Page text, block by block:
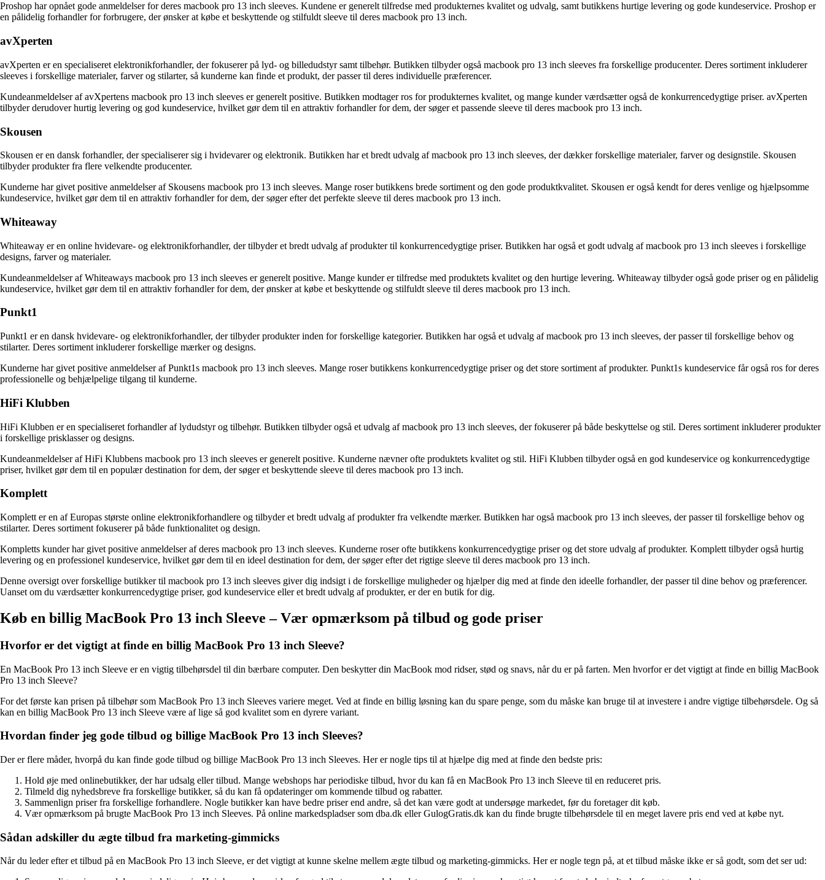
Proshop har opnået gode anmeldelser for deres macbook pro 13 inch sleeves. Kundene er generelt tilfredse med produkternes kvalitet og udvalg, samt butikkens hurtige levering og gode kundeservice. Proshop er
en pålidelig forhandler for forbrugere, der ønsker at købe et beskyttende og stilfuldt sleeve til deres macbook pro 13 inch.
avXperten
avXperten er en specialiseret elektronikforhandler, der fokuserer på lyd- og billedudstyr samt tilbehør. Butikken tilbyder også macbook pro 13 inch sleeves fra forskellige producenter. Deres sortiment inkluderer
sleeves i forskellige materialer, farver og stilarter, så kunderne kan finde et produkt, der passer til deres individuelle præferencer.
Kundeanmeldelser af avXpertens macbook pro 13 inch sleeves er generelt positive. Butikken modtager ros for produkternes kvalitet, og mange kunder værdsætter også de konkurrencedygtige priser. avXperten
tilbyder derudover hurtig levering og god kundeservice, hvilket gør dem til en attraktiv forhandler for dem, der søger et passende sleeve til deres macbook pro 13 inch.
Skousen
Skousen er en dansk forhandler, der specialiserer sig i hvidevarer og elektronik. Butikken har et bredt udvalg af macbook pro 13 inch sleeves, der dækker forskellige materialer, farver og designstile. Skousen
tilbyder produkter fra flere velkendte producenter.
Kunderne har givet positive anmeldelser af Skousens macbook pro 13 inch sleeves. Mange roser butikkens brede sortiment og den gode produktkvalitet. Skousen er også kendt for deres venlige og hjælpsomme
kundeservice, hvilket gør dem til en attraktiv forhandler for dem, der søger efter det perfekte sleeve til deres macbook pro 13 inch.
Whiteaway
Whiteaway er en online hvidevare- og elektronikforhandler, der tilbyder et bredt udvalg af produkter til konkurrencedygtige priser. Butikken har også et godt udvalg af macbook pro 13 inch sleeves i forskellige
designs, farver og materialer.
Kundeanmeldelser af Whiteaways macbook pro 13 inch sleeves er generelt positive. Mange kunder er tilfredse med produktets kvalitet og den hurtige levering. Whiteaway tilbyder også gode priser og en pålidelig
kundeservice, hvilket gør dem til en attraktiv forhandler for dem, der ønsker at købe et beskyttende og stilfuldt sleeve til deres macbook pro 13 inch.
Punkt1
Punkt1 er en dansk hvidevare- og elektronikforhandler, der tilbyder produkter inden for forskellige kategorier. Butikken har også et udvalg af macbook pro 13 inch sleeves, der passer til forskellige behov og
stilarter. Deres sortiment inkluderer forskellige mærker og designs.
Kunderne har givet positive anmeldelser af Punkt1s macbook pro 13 inch sleeves. Mange roser butikkens konkurrencedygtige priser og det store sortiment af produkter. Punkt1s kundeservice får også ros for deres
professionelle og behjælpelige tilgang til kunderne.
HiFi Klubben
HiFi Klubben er en specialiseret forhandler af lydudstyr og tilbehør. Butikken tilbyder også et udvalg af macbook pro 13 inch sleeves, der fokuserer på både beskyttelse og stil. Deres sortiment inkluderer produkter
i forskellige prisklasser og designs.
Kundeanmeldelser af HiFi Klubbens macbook pro 13 inch sleeves er generelt positive. Kunderne nævner ofte produktets kvalitet og stil. HiFi Klubben tilbyder også en god kundeservice og konkurrencedygtige
priser, hvilket gør dem til en populær destination for dem, der søger et beskyttende sleeve til deres macbook pro 13 inch.
Komplett
Komplett er en af Europas største online elektronikforhandlere og tilbyder et bredt udvalg af produkter fra velkendte mærker. Butikken har også macbook pro 13 inch sleeves, der passer til forskellige behov og
stilarter. Deres sortiment fokuserer på både funktionalitet og design.
Kompletts kunder har givet positive anmeldelser af deres macbook pro 13 inch sleeves. Kunderne roser ofte butikkens konkurrencedygtige priser og det store udvalg af produkter. Komplett tilbyder også hurtig
levering og en professionel kundeservice, hvilket gør dem til en ideel destination for dem, der søger efter det rigtige sleeve til deres macbook pro 13 inch.
Denne oversigt over forskellige butikker til macbook pro 13 inch sleeves giver dig indsigt i de forskellige muligheder og hjælper dig med at finde den ideelle forhandler, der passer til dine behov og præferencer.
Uanset om du værdsætter konkurrencedygtige priser, god kundeservice eller et bredt udvalg af produkter, er der en butik for dig.
Køb en billig MacBook Pro 13 inch Sleeve – Vær opmærksom på tilbud og gode priser
Hvorfor er det vigtigt at finde en billig MacBook Pro 13 inch Sleeve?
En MacBook Pro 13 inch Sleeve er en vigtig tilbehørsdel til din bærbare computer. Den beskytter din MacBook mod ridser, stød og snavs, når du er på farten. Men hvorfor er det vigtigt at finde en billig MacBook
Pro 13 inch Sleeve?
For det første kan prisen på tilbehør som MacBook Pro 13 inch Sleeves variere meget. Ved at finde en billig løsning kan du spare penge, som du måske kan bruge til at investere i andre vigtige tilbehørsdele. Og så
kan en billig MacBook Pro 13 inch Sleeve være af lige så god kvalitet som en dyrere variant.
Hvordan finder jeg gode tilbud og billige MacBook Pro 13 inch Sleeves?
Der er flere måder, hvorpå du kan finde gode tilbud og billige MacBook Pro 13 inch Sleeves. Her er nogle tips til at hjælpe dig med at finde den bedste pris:
Hold øje med onlinebutikker, der har udsalg eller tilbud. Mange webshops har periodiske tilbud, hvor du kan få en MacBook Pro 13 inch Sleeve til en reduceret pris.
Tilmeld dig nyhedsbreve fra forskellige butikker, så du kan få opdateringer om kommende tilbud og rabatter.
Sammenlign priser fra forskellige forhandlere. Nogle butikker kan have bedre priser end andre, så det kan være godt at undersøge markedet, før du foretager dit køb.
Vær opmærksom på brugte MacBook Pro 13 inch Sleeves. På online markedspladser som dba.dk eller GulogGratis.dk kan du finde brugte tilbehørsdele til en meget lavere pris end ved at købe nyt.
Sådan adskiller du ægte tilbud fra marketing-gimmicks
Når du leder efter et tilbud på en MacBook Pro 13 inch Sleeve, er det vigtigt at kunne skelne mellem ægte tilbud og marketing-gimmicks. Her er nogle tegn på, at et tilbud måske ikke er så godt, som det ser ud: